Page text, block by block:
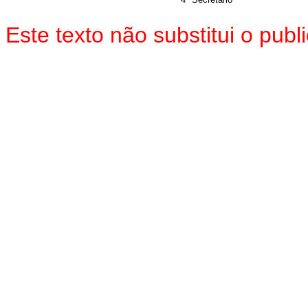
Este texto não substitui o